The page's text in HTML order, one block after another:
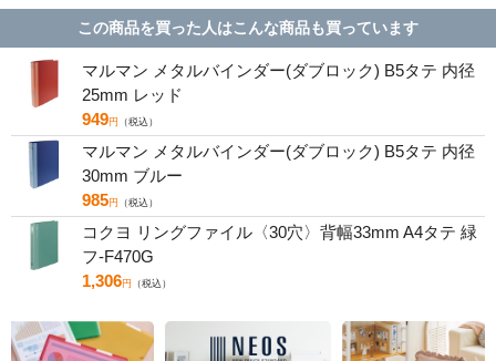
この商品を買った人はこんな商品も買っています
マルマン メタルバインダー(ダブロック) B5タテ 内径
25mm レッド
949円 （税込）
マルマン メタルバインダー(ダブロック) B5タテ 内径
30mm ブルー
985円 （税込）
コクヨ リングファイル〈30穴〉背幅33mm A4タテ 緑
フ-F470G
1,306円 （税込）